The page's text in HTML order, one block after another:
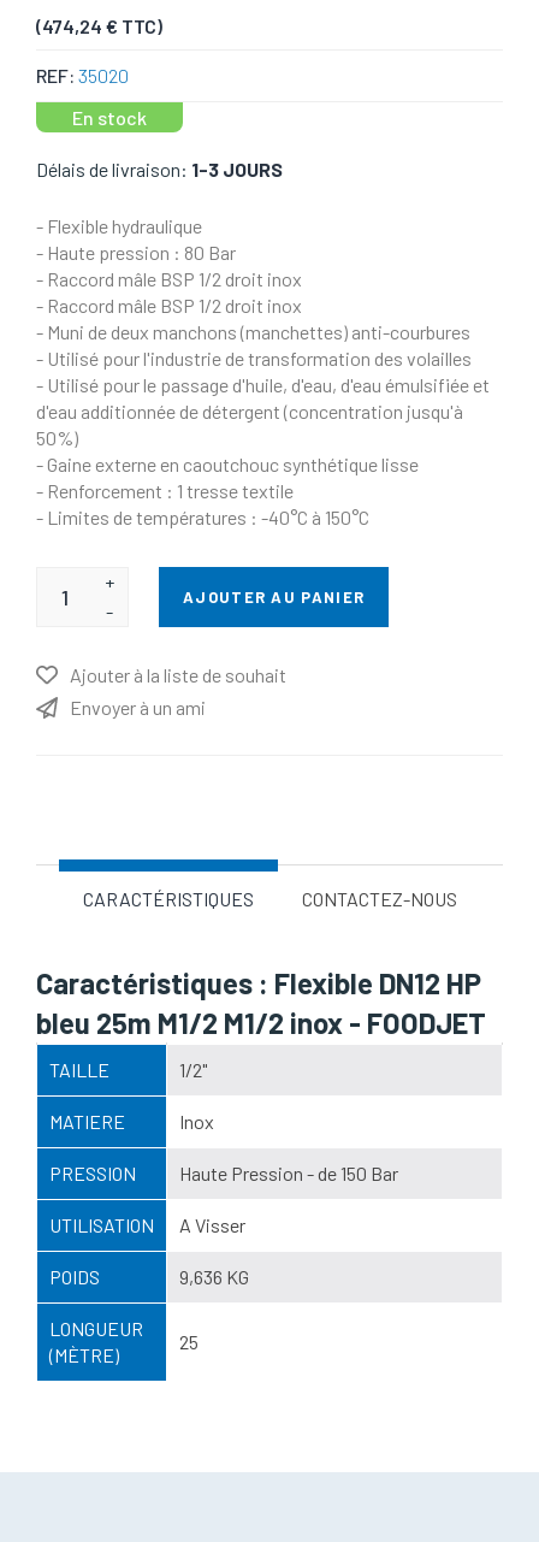
(474,24 € TTC)
REF: 35020
En stock
Délais de livraison: 1-3 JOURS
- Flexible hydraulique
- Haute pression : 80 Bar
- Raccord mâle BSP 1/2 droit inox
- Raccord mâle BSP 1/2 droit inox
- Muni de deux manchons (manchettes) anti-courbures
- Utilisé pour l'industrie de transformation des volailles
- Utilisé pour le passage d'huile, d'eau, d'eau émulsifiée et
d'eau additionnée de détergent (concentration jusqu'à
50%)
- Gaine externe en caoutchouc synthétique lisse
- Renforcement : 1 tresse textile
- Limites de températures : -40°C à 150°C
+
-
AJOUTER AU PANIER
Ajouter à la liste de souhait
Envoyer à un ami
CARACTÉRISTIQUES CONTACTEZ-NOUS
Caractéristiques : Flexible DN12 HP
bleu 25m M1/2 M1/2 inox - FOODJET
TAILLE 1/2"
MATIERE Inox
PRESSION Haute Pression - de 150 Bar
UTILISATION A Visser
POIDS 9,636 KG
LONGUEUR
(MÈTRE)
25